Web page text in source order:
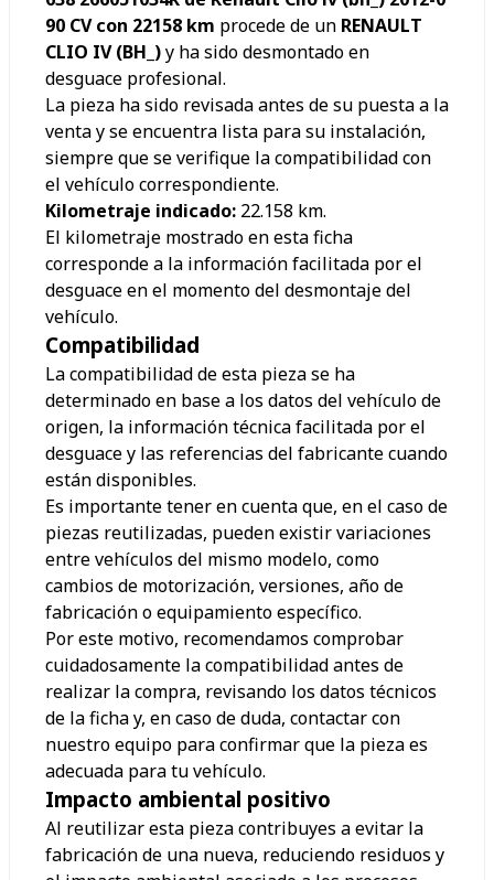
90 CV con 22158 km procede de un RENAULT
CLIO IV (BH_)y ha sido desmontado en
desguace profesional.
La pieza ha sido revisada antes de su puesta a la
venta y se encuentra lista para su instalación,
siempre que se verifique la compatibilidad con
el vehículo correspondiente.
Kilometraje indicado: 22.158 km.
El kilometraje mostrado en esta ficha
corresponde a la información facilitada por el
desguace en el momento del desmontaje del
vehículo.
Compatibilidad
La compatibilidad de esta pieza se ha
determinado en base a los datos del vehículo de
origen, la información técnica facilitada por el
desguace y las referencias del fabricante cuando
están disponibles.
Es importante tener en cuenta que, en el caso de
piezas reutilizadas, pueden existir variaciones
entre vehículos del mismo modelo, como
cambios de motorización, versiones, año de
fabricación o equipamiento específico.
Por este motivo, recomendamos comprobar
cuidadosamente la compatibilidad antes de
realizar la compra, revisando los datos técnicos
de la ficha y, en caso de duda, contactar con
nuestro equipo para confirmar que la pieza es
adecuada para tu vehículo.
Impacto ambiental positivo
Al reutilizar esta pieza contribuyes a evitar la
fabricación de una nueva, reduciendo residuos y